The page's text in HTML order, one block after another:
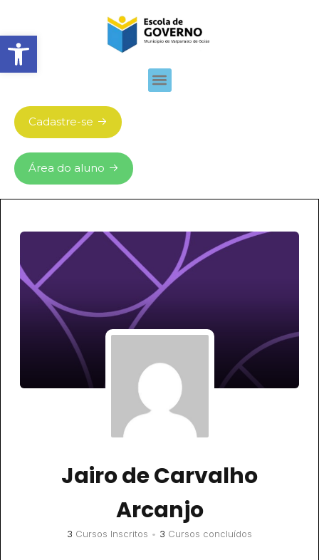
Abrir barra de ferramentas
Cadastre-se
Área do aluno
Jairo de Carvalho
Arcanjo
3 Cursos Inscritos • 3 Cursos concluídos